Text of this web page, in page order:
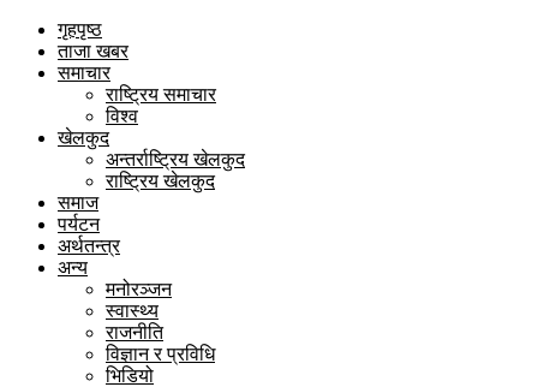
गृहपृष्ठ
ताजा खबर
समाचार
राष्ट्रिय समाचार
विश्व
खेलकुद
अन्तर्राष्ट्रिय खेलकुद
राष्ट्रिय खेलकुद
समाज
पर्यटन
अर्थतन्त्र
अन्य
मनोरञ्जन
स्वास्थ्य
राजनीति
विज्ञान र प्रविधि
भिडियो